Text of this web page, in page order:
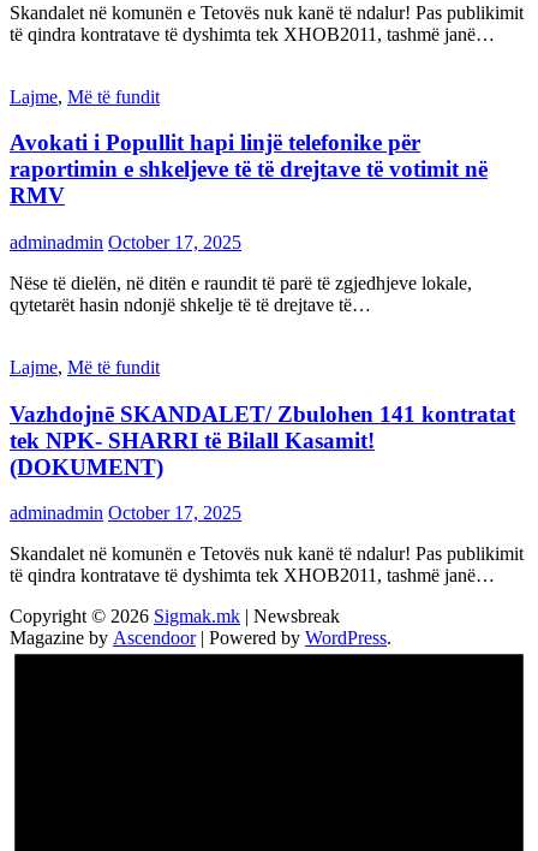
Skandalet në komunën e Tetovës nuk kanë të ndalur! Pas publikimit
të qindra kontratave të dyshimta tek XHOB2011, tashmë janë…
Lajme, Më të fundit
Avokati i Popullit hapi linjë telefonike për
raportimin e shkeljeve të të drejtave të votimit në
RMV
adminadmin October 17, 2025
Nëse të dielën, në ditën e raundit të parë të zgjedhjeve lokale,
qytetarët hasin ndonjë shkelje të të drejtave të…
Lajme, Më të fundit
Vazhdojnē SKANDALET/ Zbulohen 141 kontratat
tek NPK- SHARRI të Bilall Kasamit!
(DOKUMENT)
adminadmin October 17, 2025
Skandalet në komunën e Tetovës nuk kanë të ndalur! Pas publikimit
të qindra kontratave të dyshimta tek XHOB2011, tashmë janë…
Copyright © 2026 Sigmak.mk | Newsbreak
Magazine by Ascendoor| Powered by WordPress.